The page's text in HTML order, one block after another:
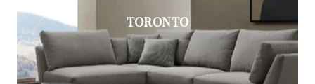
TORONTO